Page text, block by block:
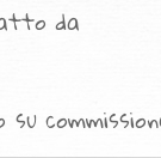
da
su